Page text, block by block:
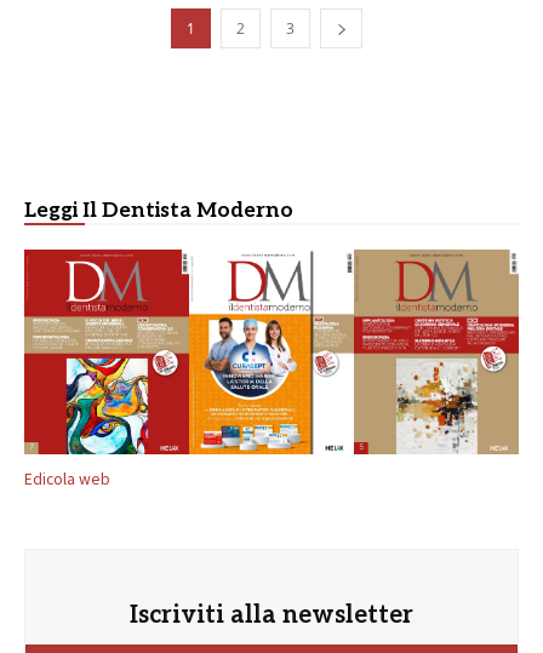
1 2 3
Leggi Il Dentista Moderno
Edicola web
Iscriviti alla newsletter